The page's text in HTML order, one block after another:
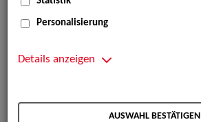
Personalisierung
Details anzeigen
AUSWAHL BESTÄTIGEN